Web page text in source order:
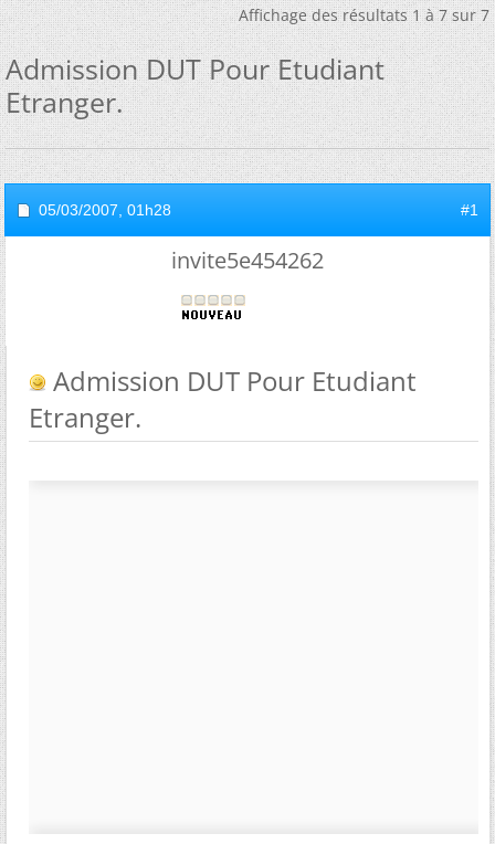
Affichage des résultats 1 à 7 sur 7
Admission DUT Pour Etudiant
Etranger.
05/03/2007, 01h28 #1
invite5e454262
Admission DUT Pour Etudiant
Etranger.